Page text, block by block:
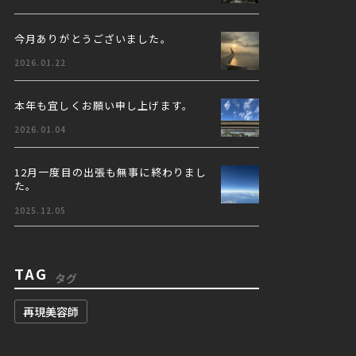
今月ありがとうございました。
2026.01.22
本年も宜しくお願い申し上げます。
2026.01.04
12月一度目の出張も無事に終わりまし
た。
2025.12.05
TAG タグ
再現美容師